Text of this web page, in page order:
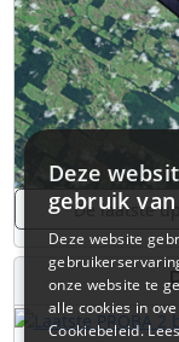
De laatste
Deze
gebruik
Deze website
onze website te
alle cookies in
Cookiebeleid.